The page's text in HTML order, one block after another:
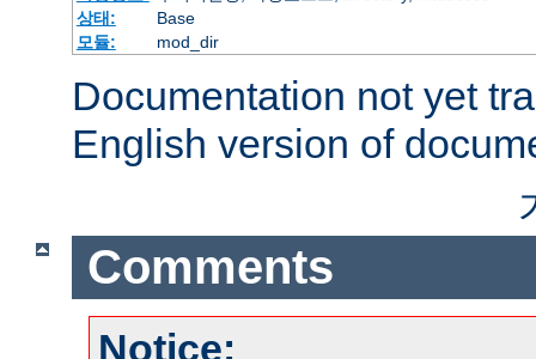
상태:
Base
모듈:
mod_dir
Documentation not yet
English version of
Comments
Notice: